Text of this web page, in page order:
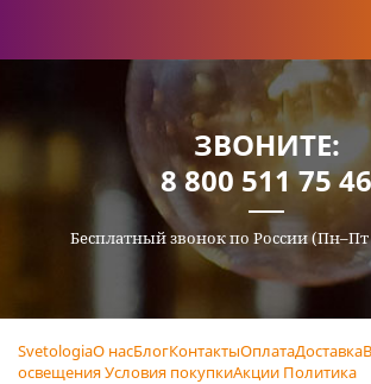
ЗВОНИТЕ:
8 800 511 75 46
Бесплатный звонок по России (Пн–Пт
SvetologiaО насБлогКонтактыОплатаДоставка
освещенияУсловия покупкиАкции Политика